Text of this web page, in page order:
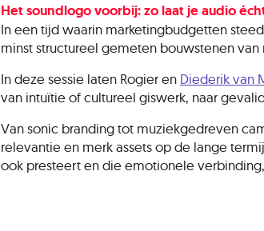
Het soundlogo voorbij: zo laat je audio
In een tijd waarin marketingbudgetten
minst structureel gemeten bouwstenen van
In deze sessie laten Rogier en Diederik van
van intuïtie of cultureel giswerk, naar
Van sonic branding tot muziekgedreven
relevantie en merk assets op de lange
ook presteert en die emotionele